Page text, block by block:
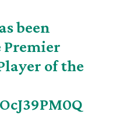
been
of the